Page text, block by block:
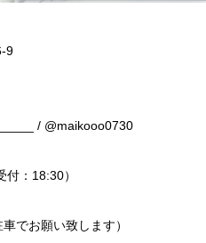
9
/ @maikooo0730
：18:30）
でお願い致します）